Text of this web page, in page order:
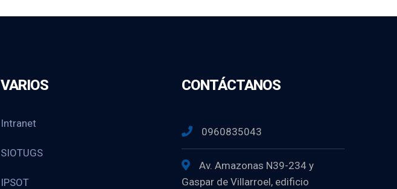
VARIOS
Intranet
SIOTUGS
IPSOT
CONTÁCTANOS
0960835043
Av. Amazonas N39-234 y
Gaspar de Villarroel, edificio